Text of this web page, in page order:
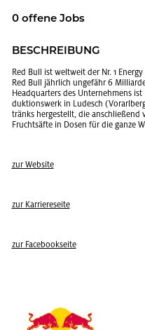
0 of­fe­ne Jobs
BE­SCHREI­BUNG
Red Bull ist welt­weit der Nr. 1
Red Bull jähr­lich un­ge­fähr 6
Head­quar­ters des Un­ter­neh­mens
duk­ti­ons­werk in Lu­desch
tränks her­ge­stellt, die an­schlie­ßend
Frucht­säf­te in Dosen für die ganze
zur Web­site
zur Kar­rie­re­sei­te
zur Face­book­sei­te